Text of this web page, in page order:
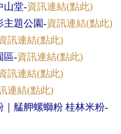
山堂-資訊連結(點此)
主題公園-資訊連結(點此)
訊連結(點此)
區-資訊連結(點此)
訊連結(點此)
連結(點此)
艋舺螺螄粉 桂林米粉-